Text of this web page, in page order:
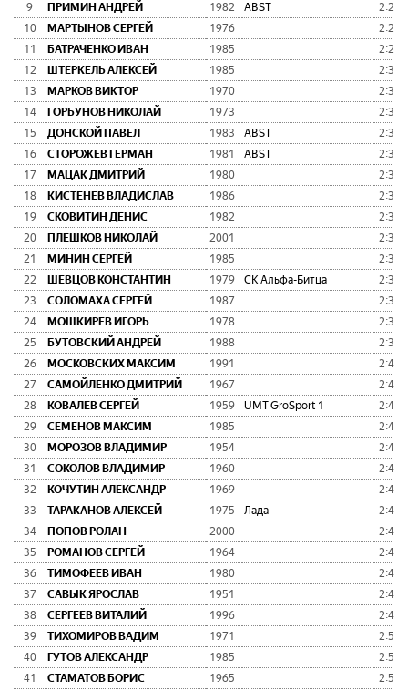
9
ПРИМИН АНДРЕЙ 1982 ABST
10
МАРТЫНОВ СЕРГЕЙ 1976
11
БАТРАЧЕНКО ИВАН 1985
12
ШТЕРКЕЛЬ АЛЕКСЕЙ 1985
13
МАРКОВ ВИКТОР 1970
14
ГОРБУНОВ НИКОЛАЙ 1973
15
ДОНСКОЙ ПАВЕЛ 1983 ABST
16
СТОРОЖЕВ ГЕРМАН 1981 ABST
17
МАЦАК ДМИТРИЙ 1980
18
КИСТЕНЕВ ВЛАДИСЛАВ 1986
19
СКОВИТИН ДЕНИС 1982
20
ПЛЕШКОВ НИКОЛАЙ 2001
21
МИНИН СЕРГЕЙ 1985
22
ШЕВЦОВ КОНСТАНТИН 1979 СК Альфа-Битца
23
СОЛОМАХА СЕРГЕЙ 1987
24
МОШКИРЕВ ИГОРЬ 1978
25
БУТОВСКИЙ АНДРЕЙ 1988
26
МОСКОВСКИХ МАКСИМ 1991
27
САМОЙЛЕНКО ДМИТРИЙ 1967
28
КОВАЛЕВ СЕРГЕЙ 1959 UMT GroSport 1
29
СЕМЕНОВ МАКСИМ 1985
30
МОРОЗОВ ВЛАДИМИР 1954
31
СОКОЛОВ ВЛАДИМИР 1960
32
КОЧУТИН АЛЕКСАНДР 1969
33
ТАРАКАНОВ АЛЕКСЕЙ 1975 Лада
34
ПОПОВ РОЛАН 2000
35
РОМАНОВ СЕРГЕЙ 1964
36
ТИМОФЕЕВ ИВАН 1980
37
САВЫК ЯРОСЛАВ 1951
38
СЕРГЕЕВ ВИТАЛИЙ 1996
39
ТИХОМИРОВ ВАДИМ 1971
40
ГУТОВ АЛЕКСАНДР 1985
41
СТАМАТОВ БОРИС 1965